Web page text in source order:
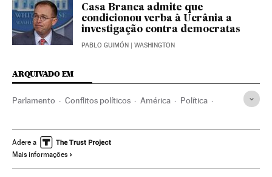
Casa Branca admite que
condicionou verba à Ucrânia a
investigação contra democratas
PABLO GUIMÓN | WASHINGTON
ARQUIVADO EM
Parlamento Conflitos políticos América Política
Impeachment Senado EEUU
Congresso Estados Unidos
Adere a
Mais informações